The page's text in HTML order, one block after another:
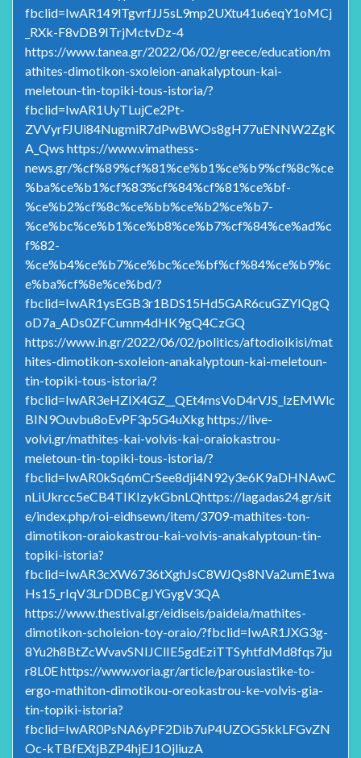
fbclid=IwAR149lTgvrfJJ5sL9mp2UXtu41u6eqY1oMCj
_RXk-F8vDB9ITrjMctvDz-4
https://www.tanea.gr/2022/06/02/greece/education/m
athites-dimotikon-sxoleion-anakalyptoun-kai-
meletoun-tin-topiki-tous-istoria/?
fbclid=IwAR1UyTLujCe2Pt-
ZVVyrFJUi84NugmiR7dPwBWOs8gH77uENNW2ZgK
A_Qws https://www.vimathess-
news.gr/%cf%89%cf%81%ce%b1%ce%b9%cf%8c%ce
%ba%ce%b1%cf%83%cf%84%cf%81%ce%bf-
%ce%b2%cf%8c%ce%bb%ce%b2%ce%b7-
%ce%bc%ce%b1%ce%b8%ce%b7%cf%84%ce%ad%c
f%82-
%ce%b4%ce%b7%ce%bc%ce%bf%cf%84%ce%b9%c
e%ba%cf%8e%ce%bd/?
fbclid=IwAR1ysEGB3r1BDS15Hd5GAR6cuGZYIQgQ
oD7a_ADs0ZFCumm4dHK9gQ4CzGQ
https://www.in.gr/2022/06/02/politics/aftodioikisi/mat
hites-dimotikon-sxoleion-anakalyptoun-kai-meletoun-
tin-topiki-tous-istoria/?
fbclid=IwAR3eHZIX4GZ__QEt4msVoD4rVJS_lzEMWlc
BIN9Ouvbu8oEvPF3p5G4uXkg https://live-
volvi.gr/mathites-kai-volvis-kai-oraiokastrou-
meletoun-tin-topiki-tous-istoria/?
fbclid=IwAR0kSq6mCrSee8dji4N92y3e6K9aDHNAwC
nLiUkrcc5eCB4TIKIzykGbnLQhttps://lagadas24.gr/sit
e/index.php/roi-eidhsewn/item/3709-mathites-ton-
dimotikon-oraiokastrou-kai-volvis-anakalyptoun-tin-
topiki-istoria?
fbclid=IwAR3cXW6736tXghJsC8WJQs8NVa2umE1wa
Hs15_rIqV3LrDDBCgJYGygV3QA
https://www.thestival.gr/eidiseis/paideia/mathites-
dimotikon-scholeion-toy-oraio/?fbclid=IwAR1JXG3g-
8Yu2h8BtZcWvavSNIJClIE5gdEziTTSyhtfdMd8fqs7ju
r8L0E https://www.voria.gr/article/parousiastike-to-
ergo-mathiton-dimotikou-oreokastrou-ke-volvis-gia-
tin-topiki-istoria?
fbclid=IwAR0PsNA6yPF2Dib7uP4UZOG5kkLFGvZN
Oc-kTBfEXtjBZP4hjEJ1OjliuzA